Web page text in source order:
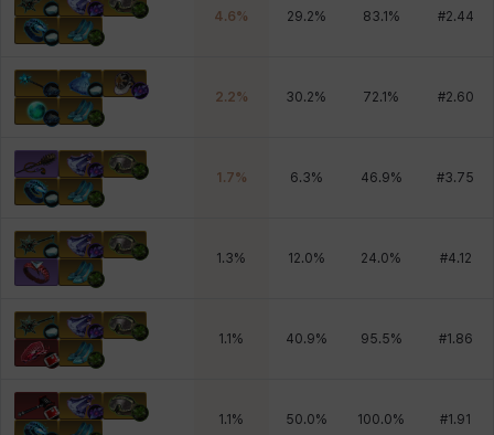
4.6% 29.2% 83.1 % #2.44
2.2% 30.2% 72.1 % #2.60
1.7% 6.3% 46.9% #3.75
1.3% 12.0% 24.0% #4.12
1.1 % 40.9% 95.5% #1.86
1.1 % 50.0% 100.0% #1.91